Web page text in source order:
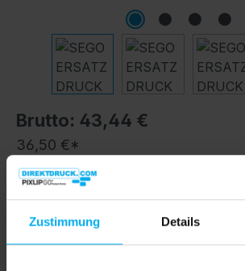
Zustimmung Details
Brutto: 43,44 €
36,50 €*
Preise exkl. MwSt. inkl. Versandkosten